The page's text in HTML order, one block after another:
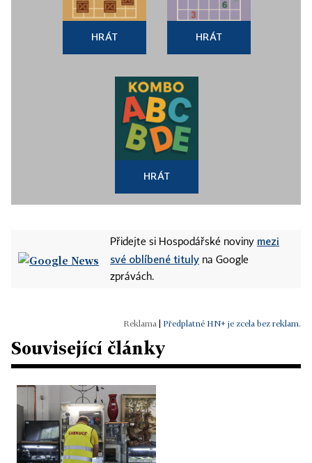
HRÁT HRÁT
HRÁT
Přidejte si Hospodářské noviny mezi
své oblíbené tituly na Google
zprávách.
Předplatné HN+ je zcela bez reklam.
Související články